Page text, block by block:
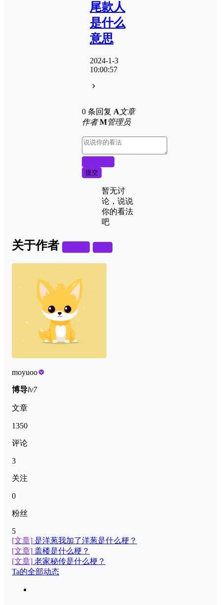
尾款人
是什么
意思
2024-1-3
10:00:57
0 条回复 A文章
作者 M管理员
提交
暂无讨
论，说说
你的看法
吧
关于作者
moyuoo
博导lv7
文章
1350
评论
3
关注
0
粉丝
5
[文章] 是洋葱我加了洋葱是什么梗？
[文章] 盖楼是什么梗？
[文章] 老家秘传是什么梗？
Ta的全部动态